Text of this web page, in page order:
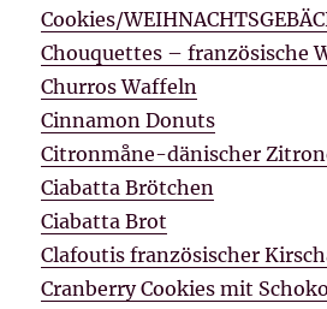
Cookies/
Chouquettes – französische
Churros Waffeln
Cinnamon Donuts
Citronmåne-dänischer
Ciabatta Brötchen
Ciabatta Brot
Clafoutis französischer
Cranberry Cookies mit